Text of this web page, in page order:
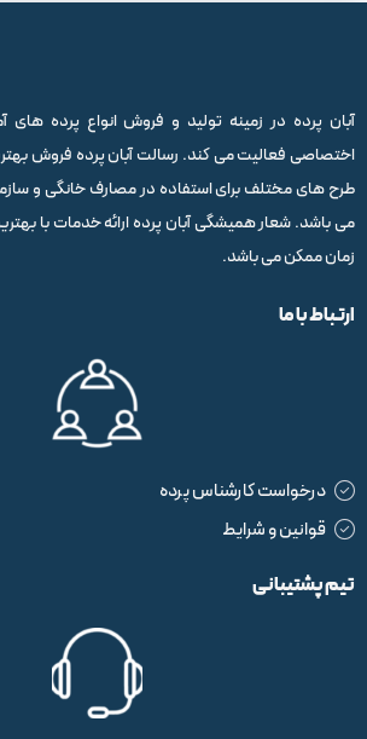
آبان پرده در زمینه تولید و فروش انواع پرده های
اختصاصی فعالیت می کند. رسالت آبان پرده فروش
طرح های مختلف برای استفاده در مصارف خانگی و
می باشد. شعار همیشگی آبان پرده ارائه خدمات با
زمان ممکن می باشد.
ارتباط با ما
درخواست کارشناس پرده
قوانین و شرایط
تیم پشتیبانی